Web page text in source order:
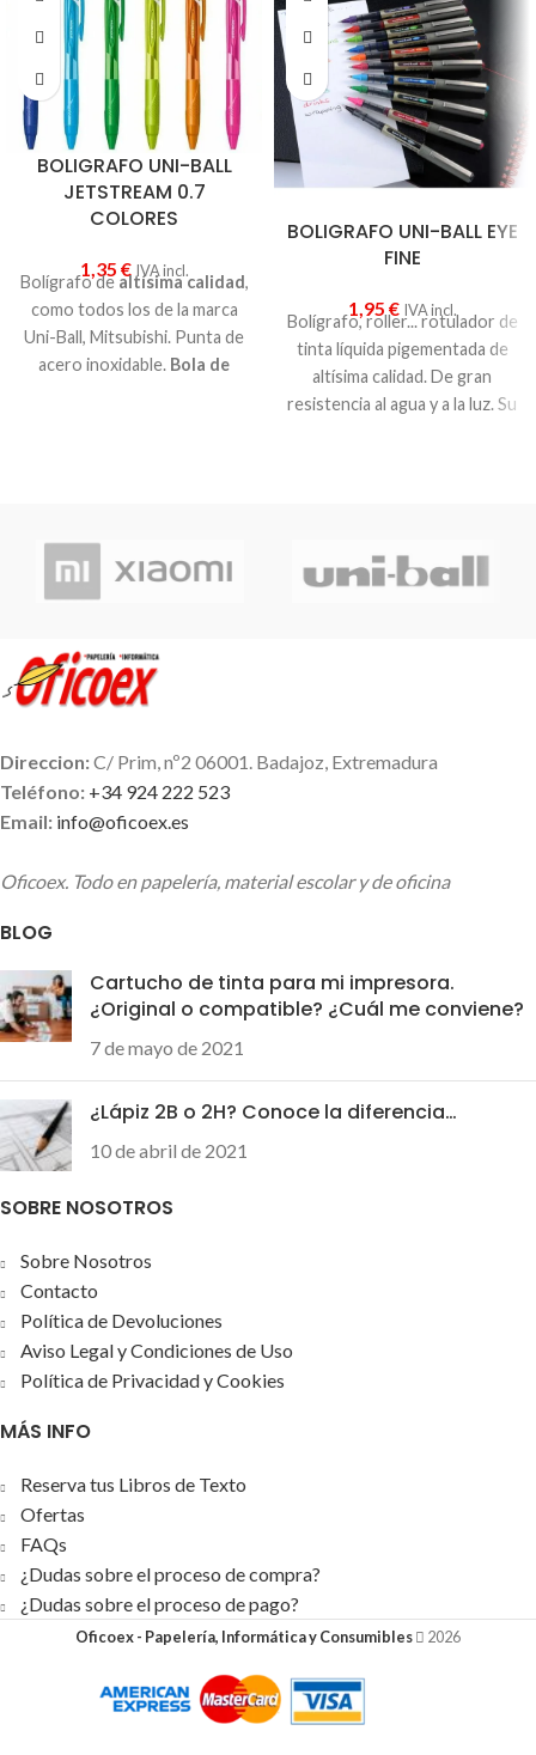
BOLIGRAFO UNI-BALL
JETSTREAM 0.7
COLORES
1,35 € IVA incl.
Bolígrafo dealtísima calidad,
como todos los de la marca
Uni-Ball, Mitsubishi. Punta de
acero inoxidable. Bola de
secado instantáneo. Ideal
para zurdos.
BOLIGRAFO UNI-BALL EYE
FINE
1,95 € IVA incl.
Bolígrafo, roller... rotulador de
tinta líquida pigementada de
altísima calidad. De gran
resistencia al agua y a la luz. Su
con trazo medio. Uni-Ball
Direccion:C/ Prim, nº2 06001. Badajoz, Extremadura
Teléfono: +34 924 222 523
Email: info@oficoex.es
Oficoex. Todo en papelería, material escolar y de oficina
BLOG
Cartucho de tinta para mi impresora.
¿Original o compatible? ¿Cuál me conviene?
7 de mayo de 2021
¿Lápiz 2B o 2H? Conoce la diferencia…
10 de abril de 2021
SOBRE NOSOTROS
Sobre Nosotros
Contacto
Política de Devoluciones
Aviso Legal y Condiciones de Uso
Política de Privacidad y Cookies
MÁS INFO
Reserva tus Libros de Texto
Ofertas
FAQs
¿Dudas sobre el proceso de compra?
¿Dudas sobre el proceso de pago?
Oficoex - Papelería, Informática y Consumibles 2026